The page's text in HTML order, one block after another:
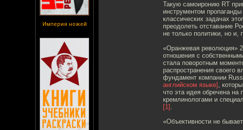
Империя ножей
Такую самоиронию RT
инструментом
классических задачах
преодолеть отставание
не только политики, но
«Оранжевая революция»
отношения с
стала поворотным
распространения
фундамент компании
английском языке] ,
что эта идея обречена
кремлинологами и
[1] .
«Объективности не